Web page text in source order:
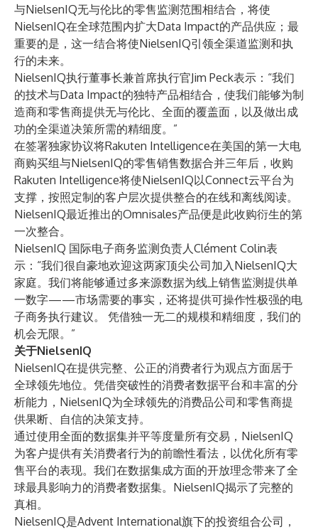
与NielsenIQ无与伦比的零售监测范围相结合，将使
NielsenIQ在全球范围内扩大Data Impact的产品供应；最
重要的是，这一结合将使NielsenIQ引领全渠道监测和执
行的未来。
NielsenIQ执行董事长兼首席执行官Jim Peck表示：“我们
的技术与Data Impact的独特产品相结合，使我们能够为制
造商和零售商提供无与伦比、全面的覆盖面，以及做出成
功的全渠道决策所需的精细度。”
在签署独家协议将Rakuten Intelligence在美国的第一大电
商购买组与NielsenIQ的零售销售数据合并三年后，收购
Rakuten Intelligence将使NielsenIQ以Connect云平台为
支撑，按照定制的客户层次提供整合的在线和离线阅读。
NielsenIQ最近推出的Omnisales产品便是此收购衍生的第
一次整合。
NielsenIQ 国际电子商务监测负责人Clément Colin表
示：“我们很自豪地欢迎这两家顶尖公司加入NielsenIQ大
家庭。我们将能够通过多来源数据为线上销售监测提供单
一数字——市场需要的事实，还将提供可操作性极强的电
子商务执行建议。 凭借独一无二的规模和精细度，我们的
机会无限。”
关于NielsenIQ
NielsenIQ在提供完整、公正的消费者行为观点方面居于
全球领先地位。凭借突破性的消费者数据平台和丰富的分
析能力，NielsenIQ为全球领先的消费品公司和零售商提
供果断、自信的决策支持。
通过使用全面的数据集并平等度量所有交易，NielsenIQ
为客户提供有关消费者行为的前瞻性看法，以优化所有零
售平台的表现。我们在数据集成方面的开放理念带来了全
球最具影响力的消费者数据集。NielsenIQ揭示了完整的
真相。
NielsenIQ是Advent International旗下的投资组合公司，